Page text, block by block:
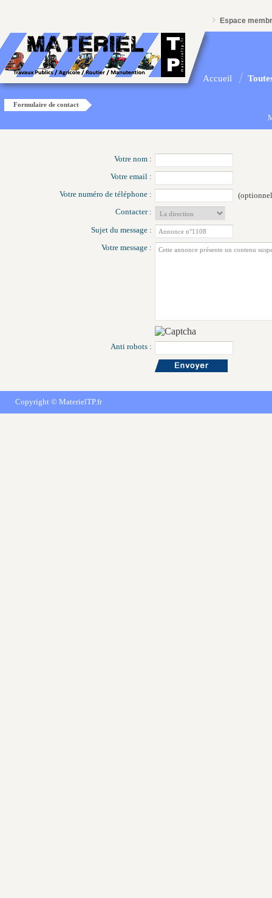
Espace
Accueil
Formulaire de contact
Votre nom :
Votre email :
Votre numéro de téléphone :
Contacter :
Sujet du message :
Votre message :
Anti robots :
Copyright © MaterielTP.fr